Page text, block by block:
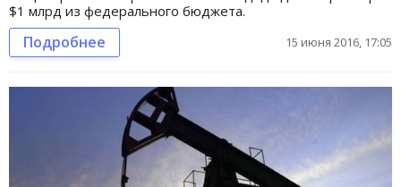
$1 млрд из федерального бюджета.
Подробнее 15 июня 2016, 17:05